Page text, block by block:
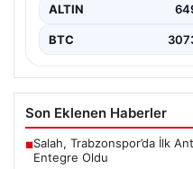
ALTIN
BTC
Son Eklenen Haberler
■Salah, Trabzonspor’da İlk
Entegre Oldu